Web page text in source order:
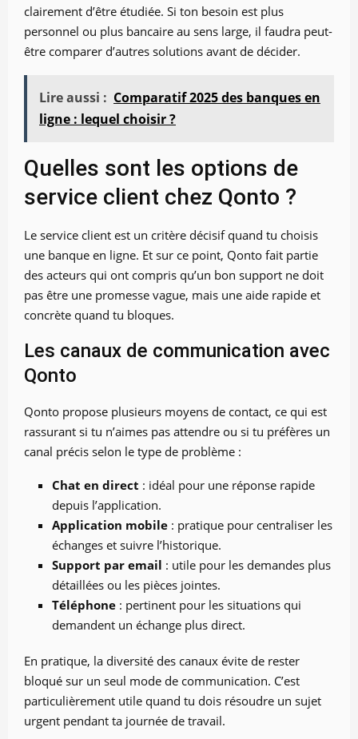
clairement d’être étudiée. Si ton besoin est plus
personnel ou plus bancaire au sens large, il faudra peut-
être comparer d’autres solutions avant de décider.
Lire aussi : Comparatif 2025 des banques en
ligne : lequel choisir ?
Quelles sont les options de
service client chez Qonto ?
Le service client est un critère décisif quand tu choisis
une banque en ligne. Et sur ce point, Qonto fait partie
des acteurs qui ont compris qu’un bon support ne doit
pas être une promesse vague, mais une aide rapide et
concrète quand tu bloques.
Les canaux de communication avec
Qonto
Qonto propose plusieurs moyens de contact, ce qui est
rassurant si tu n’aimes pas attendre ou si tu préfères un
canal précis selon le type de problème :
Chat en direct : idéal pour une réponse rapide
depuis l’application.
Application mobile : pratique pour centraliser les
échanges et suivre l’historique.
Support par email : utile pour les demandes plus
détaillées ou les pièces jointes.
Téléphone : pertinent pour les situations qui
demandent un échange plus direct.
En pratique, la diversité des canaux évite de rester
bloqué sur un seul mode de communication. C’est
particulièrement utile quand tu dois résoudre un sujet
urgent pendant ta journée de travail.